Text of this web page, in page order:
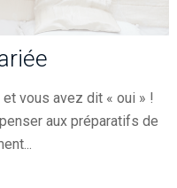
vous avez dit « oui » !
aux préparatifs de